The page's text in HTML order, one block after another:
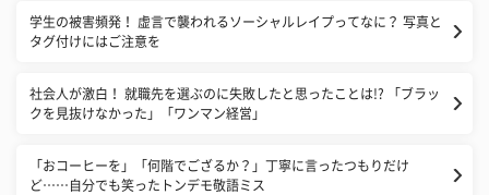
学生の被害頻発！ 虚言で襲われるソーシャルレイプってなに？ 写真と
タグ付けにはご注意を
社会人が激白！ 就職先を選ぶのに失敗したと思ったことは!? 「ブラッ
クを見抜けなかった」「ワンマン経営」
「おコーヒーを」「何階でござるか？」丁寧に言ったつもりだけ
ど……自分でも笑ったトンデモ敬語ミス